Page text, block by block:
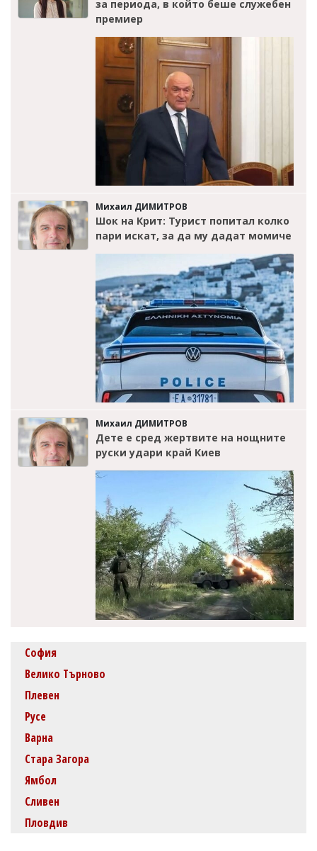
за периода, в който беше служебен
премиер
Михаил ДИМИТРОВ
Шок на Крит: Турист попитал колко
пари искат, за да му дадат момиче
Михаил ДИМИТРОВ
Дете е сред жертвите на нощните
руски удари край Киев
София
Велико Търново
Плевен
Русе
Варна
Стара Загора
Ямбол
Сливен
Пловдив